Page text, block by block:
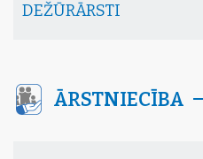
DEŽŪRĀRSTI
ĀRSTNIECĪBA